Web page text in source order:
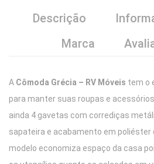
Descrição
Marca
A Cômoda Grécia – RV Móveis tem o
para manter suas roupas e
ainda 4 gavetas com corrediças
sapateira e acabamento em poliéster
modelo economiza espaço da casa